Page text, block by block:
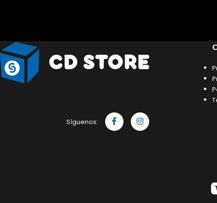
Síguenos: